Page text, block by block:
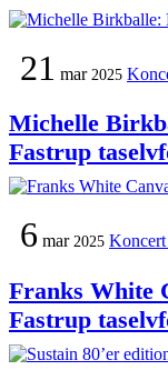
21 mar 2025
Michelle
Fastrup
6 mar 2025
Franks White
Fastrup